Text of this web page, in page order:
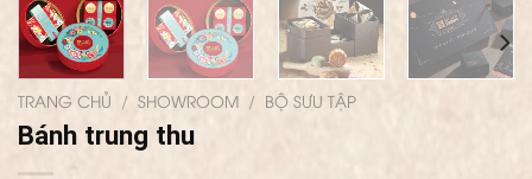
TRANG CHỦ / SHOWROOM / BỘ SƯU TẬP
Bánh trung thu